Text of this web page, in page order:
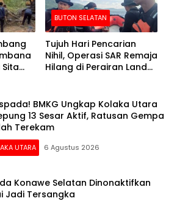
BUTON SELATAN
Tujuh Hari Pencarian
Nihil, Operasi SAR Remaja
Hilang di Perairan Lande
BMKG Ungkap Kolaka Utara
13 Sesar Aktif, Ratusan Gempa
Terekam
UTARA 6 Agustus 2026
Konawe Selatan Dinonaktifkan
Jadi Tersangka